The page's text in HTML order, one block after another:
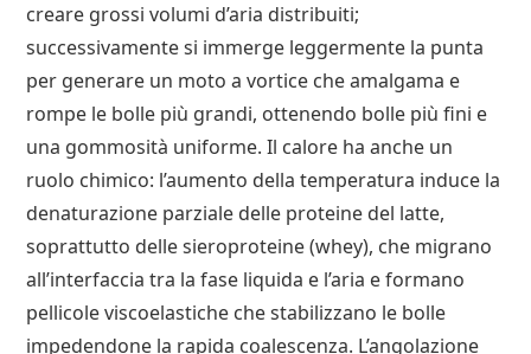
creare grossi volumi d’aria distribuiti;
successivamente si immerge leggermente la punta
per generare un moto a vortice che amalgama e
rompe le bolle più grandi, ottenendo bolle più fini e
una gommosità uniforme. Il calore ha anche un
ruolo chimico: l’aumento della temperatura induce la
denaturazione parziale delle proteine del latte,
soprattutto delle sieroproteine (whey), che migrano
all’interfaccia tra la fase liquida e l’aria e formano
pellicole viscoelastiche che stabilizzano le bolle
impedendone la rapida coalescenza. L’angolazione